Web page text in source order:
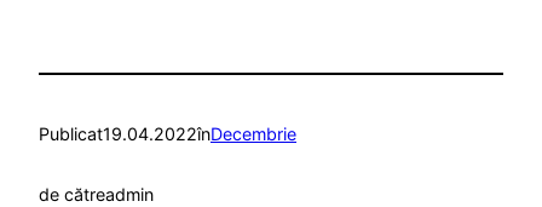
Publicat19.04.2022înDecembrie
de cătreadmin